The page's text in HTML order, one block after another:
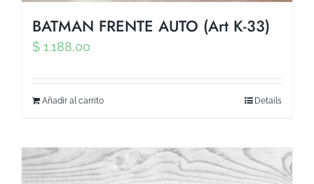
BATMAN FRENTE AUTO (Art K-33)
$ 1.188,00
Añadir al carrito Details